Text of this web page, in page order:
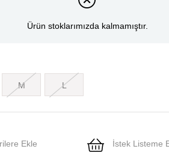
Ürün stoklarımızda kalmamıştır.
M L
Ekle İstek Listeme